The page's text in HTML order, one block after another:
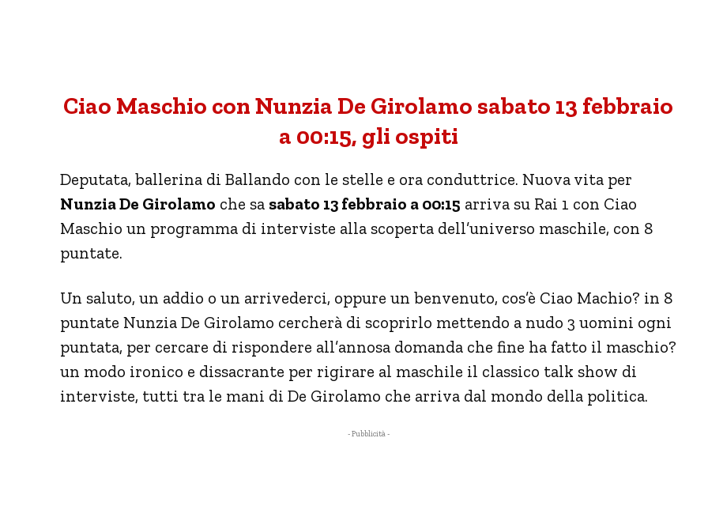
Ciao Maschio con Nunzia De Girolamo sabato 13 febbraio
a 00:15, gli ospiti
Deputata, ballerina di Ballando con le stelle e ora conduttrice. Nuova vita per
Nunzia De Girolamo che sa sabato 13 febbraio a 00:15 arriva su Rai 1 con Ciao
Maschio un programma di interviste alla scoperta dell’universo maschile, con 8
puntate.
Un saluto, un addio o un arrivederci, oppure un benvenuto, cos’è Ciao Machio? in 8
puntate Nunzia De Girolamo cercherà di scoprirlo mettendo a nudo 3 uomini ogni
puntata, per cercare di rispondere all’annosa domanda che fine ha fatto il maschio?
un modo ironico e dissacrante per rigirare al maschile il classico talk show di
interviste, tutti tra le mani di De Girolamo che arriva dal mondo della politica.
- Pubblicità -